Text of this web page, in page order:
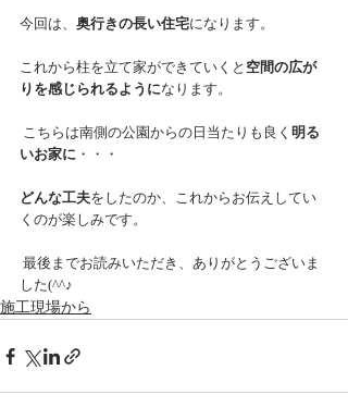
今回は、 奥行きの長い住宅になります。
これから柱を立て家ができていくと 空間の広が
りを感じられるようになります。
こちらは南側の公園からの日当たりも良く 明る
いお家に ・・・
どんな工夫をしたのか、これからお伝えしてい
くのが楽しみです。
した(^^♪
施工現場から